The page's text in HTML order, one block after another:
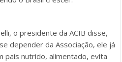
o presidente da ACIB disse,
depender da Associação, ele já
país nutrido, alimentado, evita